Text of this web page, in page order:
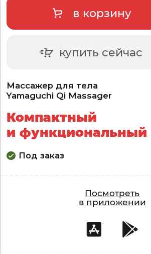
Массажер для тела
Yamaguchi Qi Massager
Компактный
и функциональный
Под заказ
в корзину
купить сейчас
Посмотреть
в приложении